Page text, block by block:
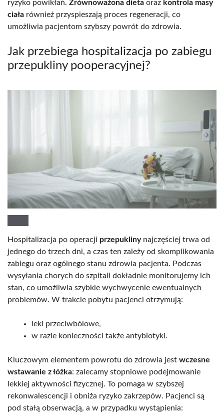
ryzyko powikłań. Zrównoważona dieta oraz kontrola masy
ciała również przyspieszają proces regeneracji, co
umożliwia pacjentom szybszy powrót do zdrowia.
Jak przebiega hospitalizacja po zabiegu
przepukliny pooperacyjnej?
Hospitalizacja po operacji przepuklinynajczęściej trwa od
jednego do trzech dni, a czas ten zależy od skomplikowania
zabiegu oraz ogólnego stanu zdrowia pacjenta. Podczas
wysyłania chorych do szpitali dokładnie monitorujemy ich
stan, co umożliwia szybkie wychwycenie ewentualnych
problemów. W trakcie pobytu pacjenci otrzymują:
leki przeciwbólowe,
w razie konieczności także antybiotyki.
Kluczowym elementem powrotu do zdrowia jest wczesne
wstawanie z łóżka: zalecamy stopniowe podejmowanie
lekkiej aktywności fizycznej. To pomaga w szybszej
rekonwalescencji i obniża ryzyko zakrzepów. Pacjenci są
pod stałą obserwacją, a w przypadku wystąpienia: